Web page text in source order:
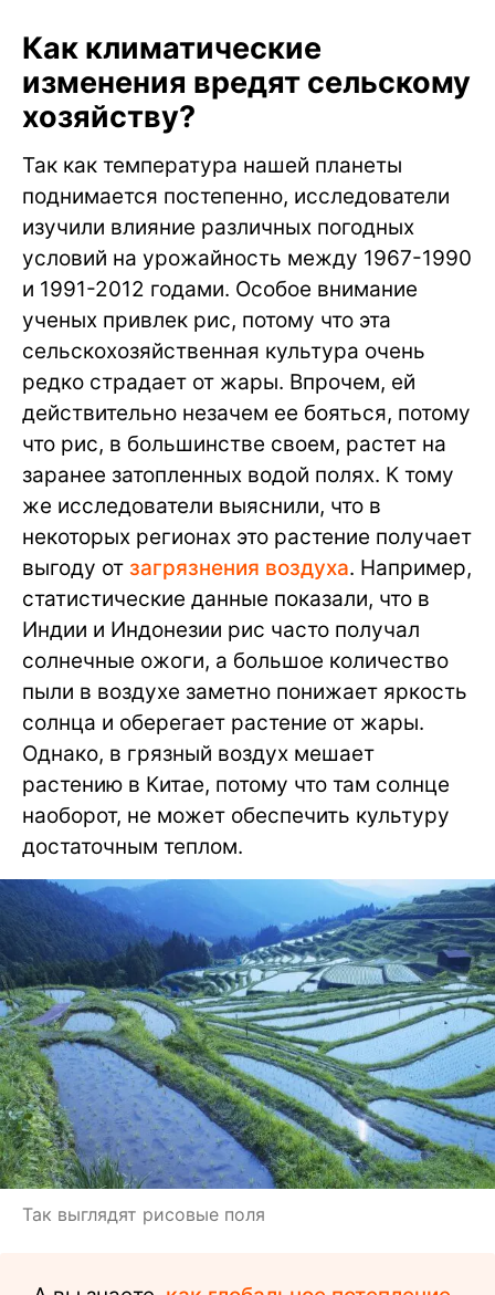
Как климатические
изменения вредят сельскому
хозяйству?
Так как температура нашей планеты
поднимается постепенно, исследователи
изучили влияние различных погодных
условий на урожайность между 1967-1990
и 1991-2012 годами. Особое внимание
ученых привлек рис, потому что эта
сельскохозяйственная культура очень
редко страдает от жары. Впрочем, ей
действительно незачем ее бояться, потому
что рис, в большинстве своем, растет на
заранее затопленных водой полях. К тому
же исследователи выяснили, что в
некоторых регионах это растение получает
выгоду от загрязнения воздуха. Например,
статистические данные показали, что в
Индии и Индонезии рис часто получал
солнечные ожоги, а большое количество
пыли в воздухе заметно понижает яркость
солнца и оберегает растение от жары.
Однако, в грязный воздух мешает
растению в Китае, потому что там солнце
наоборот, не может обеспечить культуру
достаточным теплом.
Так выглядят рисовые поля